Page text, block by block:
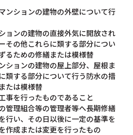
ンションの建物の外壁について行
ョンの建物の直接外気に開放され
その他これらに類する部分につい
るための修繕または模様替
ションの建物の屋上部分、屋根ま
類する部分について行う防水の措
たは模様替
事を行ったものであること
管理組合等の管理者等へ長期修繕
行い、その日以後に一定の基準を
作成または変更を行ったもの